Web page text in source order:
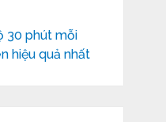
30 phút mỗi
hiệu quả nhất